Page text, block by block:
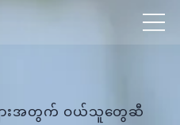
များအတွက် ဝယ်သူတွေဆီ